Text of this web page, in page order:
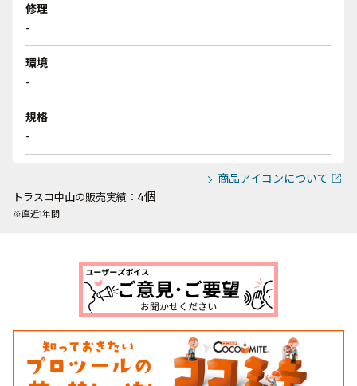
修理
-
環境
-
規格
-
商品アイコンについて
トラスコ中山の販売実績： 4個
※直近1年間